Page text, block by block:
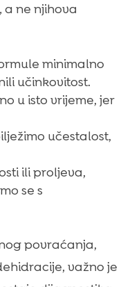
ne njihova
minimalno
učinkovitost.
u isto vrijeme, jer
učestalost,
ili proljeva,
se s
povraćanja,
važno je